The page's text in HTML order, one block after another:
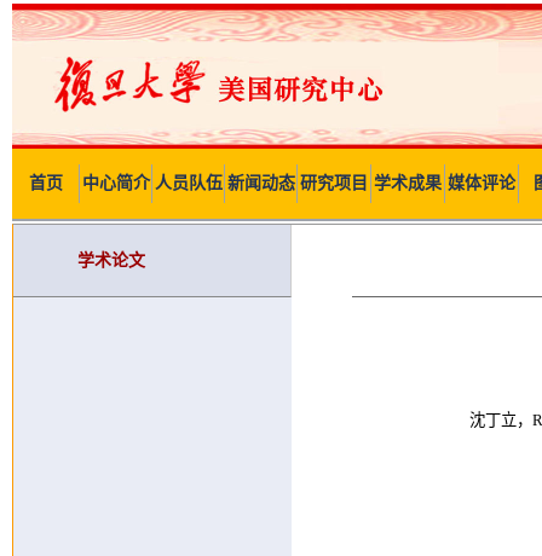
首页 中心简介 人员队伍 新闻动态 研究项目 学术成果 媒体评论
学术论文
沈丁立，